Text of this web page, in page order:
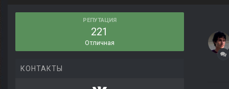
РЕПУТАЦИЯ
221
Отличная
КОНТАКТЫ